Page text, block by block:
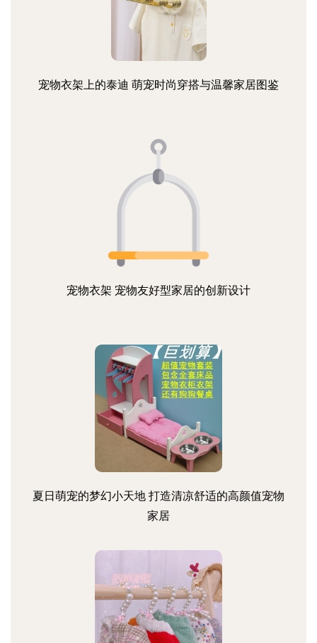
宠物衣架上的泰迪 萌宠时尚穿搭与温馨家居图鉴
宠物衣架 宠物友好型家居的创新设计
夏日萌宠的梦幻小天地 打造清凉舒适的高颜值宠物
家居